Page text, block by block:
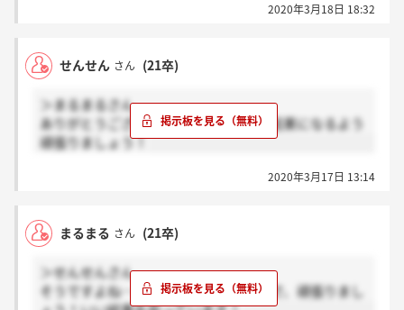
2020年3月18日 18:32
せんせん さん (21卒)
＞まるまるさん
ありがとうございます！お互いに良い結果になるよう
頑張りましょう！
2020年3月17日 13:14
まるまる さん (21卒)
＞せんせんさん
そうですよね…お互い18日だと思うので、頑張りまし